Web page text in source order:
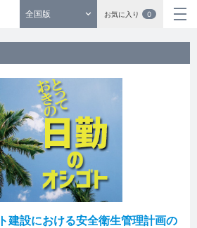
全国版 お気に入り 0
建設における安全衛生管理計画の